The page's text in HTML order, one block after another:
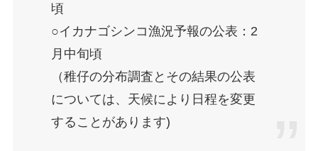
頃
○イカナゴシンコ漁況予報の公表：2
月中旬頃
（稚仔の分布調査とその結果の公表
については、天候により日程を変更
することがあります)